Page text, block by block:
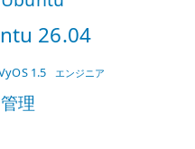
26.04
1.5 エンジニア
理